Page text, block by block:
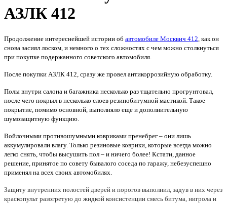
АЗЛК 412
Продолжение интереснейшей истории об автомобиле Москвич 412 , как он
снова засиял лоском, и немного о тех сложностях с чем можно столкнуться
при покупке подержанного советского автомобиля.
После покупки АЗЛК 412, сразу же провел антикоррозийную обработку.
Полы внутри салона и багажника несколько раз тщательно прогрунтовал,
после чего покрыл в несколько слоев резинобитумной мастикой. Такое
покрытие, помимо основной, выполняло еще и дополнительную
шумозащитную функцию.
Войлочными противошумными ковриками пренебрег – они лишь
аккумулировали влагу. Только резиновые коврики, которые всегда можно
легко снять, чтобы высушить пол – и ничего более! Кстати, данное
решение, принятое по совету бывалого соседа по гаражу, небезуспешно
применял на всех своих автомобилях.
Защиту внутренних полостей дверей и порогов выполнил, задув в них через
краскопульт разогретую до жидкой консистенции смесь битума, нигрола и